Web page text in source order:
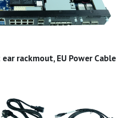
rackmout, EU Power Cable